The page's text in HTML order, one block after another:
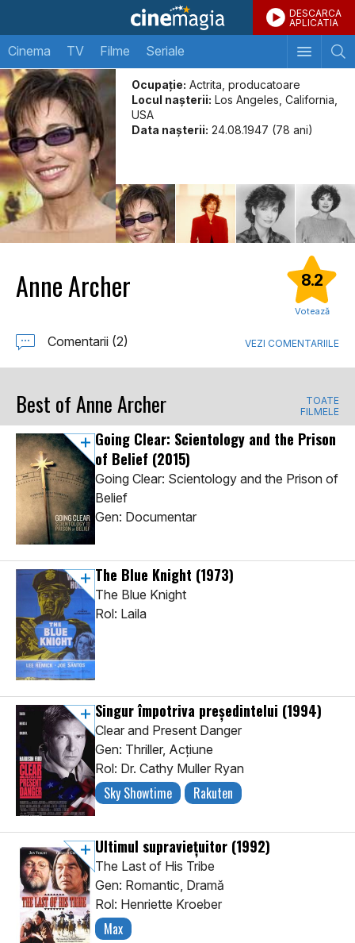
DESCARCA
APLICATIA
Cinema TV Filme Seriale
Ocupație: Actrita, producatoare
Locul naşterii: Los Angeles, California,
USA
Data naşterii: 24.08.1947 (78 ani)
Anne Archer 8.2
Votează
Comentarii (2) VEZI COMENTARIILE
Best of Anne Archer
TOATE
FILMELE
Going Clear: Scientology and the Prison
of Belief (2015)
Going Clear: Scientology and the Prison of
Belief
Gen: Documentar
The Blue Knight (1973)
The Blue Knight
Rol: Laila
Singur împotriva președintelui (1994)
Clear and Present Danger
Gen: Thriller, Acţiune
Rol: Dr. Cathy Muller Ryan
Sky Showtime Rakuten
Ultimul supraviețuitor (1992)
The Last of His Tribe
Gen: Romantic, Dramă
Rol: Henriette Kroeber
Max